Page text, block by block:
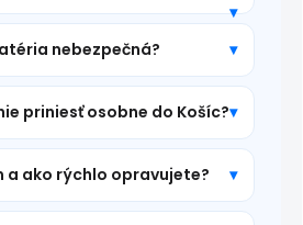
nebezpečná?
priniesť osobne do Košíc?
a ako rýchlo opravujete?